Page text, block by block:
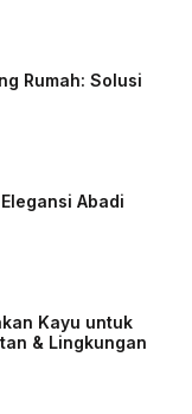
Rumah: Solusi
Abadi
Kayu untuk
& Lingkungan